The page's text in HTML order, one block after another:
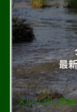
最
メルマガに登録